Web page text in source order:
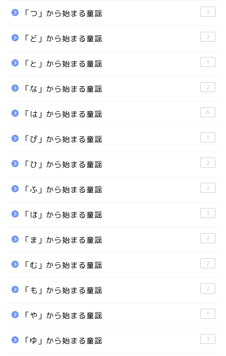
「つ」から始まる童謡 2
「ど」から始まる童謡 2
「と」から始まる童謡 1
「な」から始まる童謡 2
「は」から始まる童謡 6
「ぴ」から始まる童謡 1
「ひ」から始まる童謡 2
「ふ」から始まる童謡 2
「ほ」から始まる童謡 3
「ま」から始まる童謡 2
「む」から始まる童謡 2
「も」から始まる童謡 2
「や」から始まる童謡 1
「ゆ」から始まる童謡 3